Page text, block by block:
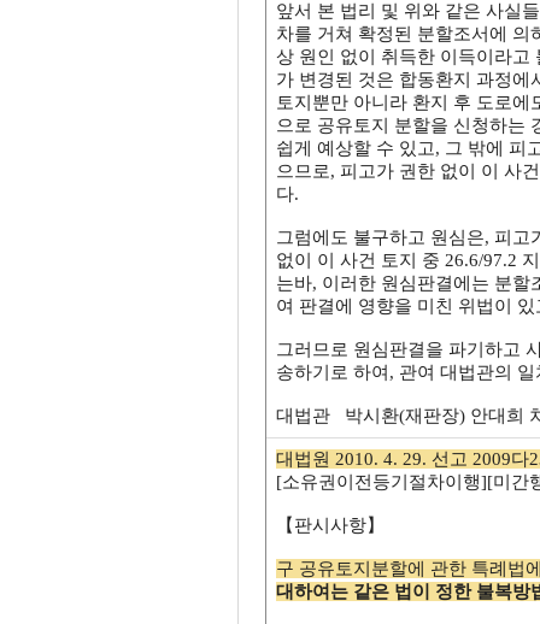
앞서 본 법리 및 위와 같은 사실
차를 거쳐 확정된 분할조서에 의
상 원인 없이 취득한 이득이라고
가 변경된 것은 합동환지 과정에
토지뿐만 아니라 환지 후 도로
으로 공유토지 분할을 신청하는
쉽게 예상할 수 있고, 그 밖에 피
으므로, 피고가 권한 없이 이 사
다.
그럼에도 불구하고 원심은, 피
없이 이 사건 토지 중 26.6/97.2
는바, 이러한 원심판결에는 분할
여 판결에 영향을 미친 위법이
그러므로 원심판결을 파기하고
송하기로 하여, 관여 대법관의
대법관 박시환(재판장) 안대희
대법원 2010. 4. 29. 선고 2009다
[소유권이전등기절차이행][미간
【판시사항】
구 공유토지분할에 관한 특례법
대하여는 같은 법이 정한 불복방